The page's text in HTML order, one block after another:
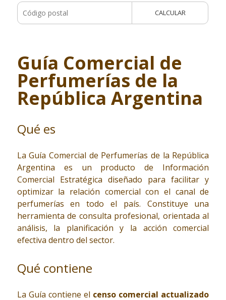
CALCULAR
Guía Comercial de
Perfumerías de la
República Argentina
Qué es
La Guía Comercial de Perfumerías de la República
Argentina es un producto de Información
Comercial Estratégica diseñado para facilitar y
optimizar la relación comercial con el canal de
perfumerías en todo el país. Constituye una
herramienta de consulta profesional, orientada al
análisis, la planificación y la acción comercial
efectiva dentro del sector.
Qué contiene
La Guía contiene el censo comercial actualizado